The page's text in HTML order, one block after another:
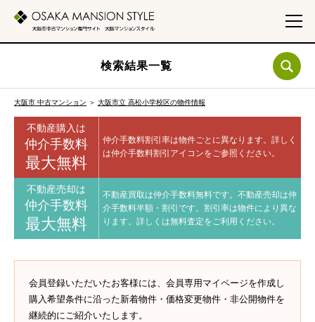
検索結果一覧
大阪市 中古マンション ＞ 大阪市立 高松小学校区の物件情報
不動産購入は
仲介手数料
最大無料
仲介手数料割引率は物件ごとに異なります。 詳しく
は仲介手数料割引アイコンをご参照ください。
不動産売却は
仲介手数料
最大無料
不動産買取は仲介手数料無料です。 不動産売却は仲
介手数料半額・割引です。 割引率は物件により異な
ります。 詳しくは無料査定をご利用ください。
会員登録いただいたお客様には、会員専用マイページを作成し
購入希望条件に沿った新着物件・価格変更物件・非公開物件を
継続的にご紹介いたします。